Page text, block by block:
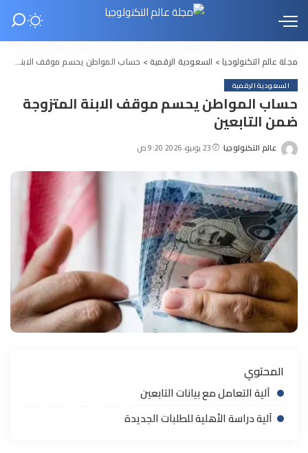
مجلة عالم التكنولوجيا> السعودية الرقمية > حساب المواطن يحسم موقف الابنة المتزوجة ضمن التابعين
السعودية الرقمية
حساب المواطن يحسم موقف الابنة المتزوجة
ضمن التابعين
Posted
عالم التكنولوجيا 23 يونيو، 2026 9:20 ص
المحتوي
آلية التعامل مع بيانات التابعين
آلية دراسة الأهلية للطلبات الجديدة